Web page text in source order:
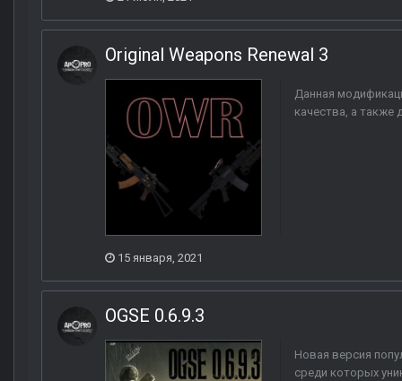
Original Weapons Renewal 3
Данная
качества, а
15 января, 2021
OGSE 0.6.9.3
Новая версия
среди которых